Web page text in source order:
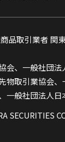
品取引業者 関
会、一般社団
物取引業協会
一般社団法人日
SECURITIES